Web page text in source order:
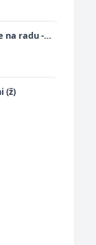
na radu -
pomoći
(ž)